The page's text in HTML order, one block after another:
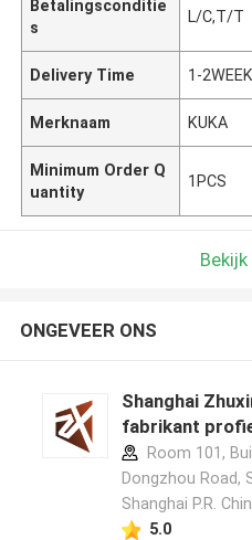
Betalingsconditie
s
L/C,T/T
Delivery Time 1-
Merknaam KUKA
Minimum Order Q
uantity
1PCS
ONGEVEER ONS
Shanghai Zhuxin Co.,
fabrikant
Room 101,
Dongzhou Road,
Shanghai P.R.
5.0